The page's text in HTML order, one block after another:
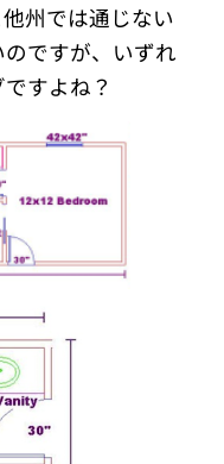
州では通じない
ですが、いずれ
すよね？